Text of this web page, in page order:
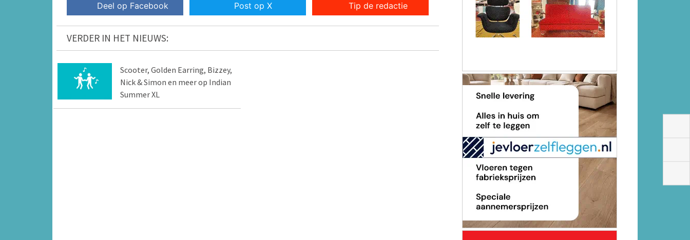
Deel op Facebook Post op X Tip de redactie
VERDER IN HET NIEUWS:
Scooter, Golden Earring, Bizzey,
Nick & Simon en meer op Indian
Summer XL